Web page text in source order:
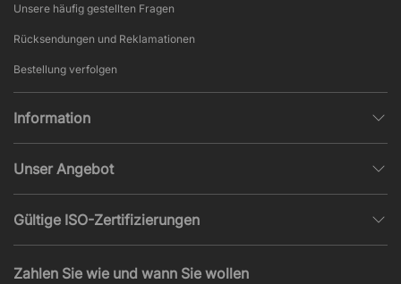
Unsere häufig gestellten Fragen
Rücksendungen und Reklamationen
Bestellung verfolgen
Information
AGB und Widerruf
Beliebte Seiten
News und Artikel
Unser Angebot
Projekte, Angebote & Montage
Zahlen Sie wie und wann Sie wollen
Gültige ISO-Zertifizierungen